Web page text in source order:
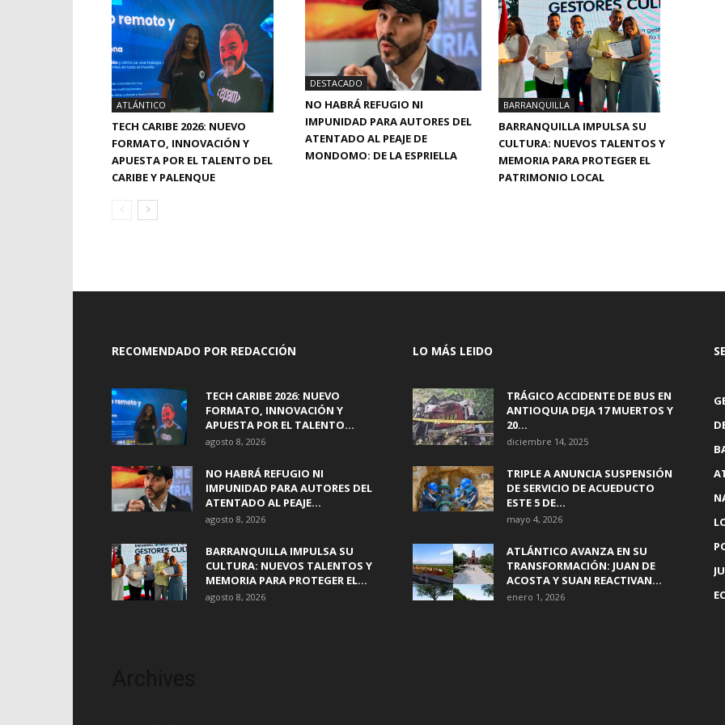
ATLÁNTICO
TECH CARIBE 2026: NUEVO
FORMATO, INNOVACIÓN Y
APUESTA POR EL TALENTO DEL
CARIBE Y PALENQUE
DESTACADO
NO HABRÁ REFUGIO NI
IMPUNIDAD PARA AUTORES DEL
ATENTADO AL PEAJE DE
MONDOMO: DE LA ESPRIELLA
BARRANQUILLA
BARRANQUILLA IMPULSA SU
CULTURA: NUEVOS TALENTOS Y
MEMORIA PARA PROTEGER EL
PATRIMONIO LOCAL
RECOMENDADO POR REDACCIÓN
TECH CARIBE 2026: NUEVO
FORMATO, INNOVACIÓN Y
APUESTA POR EL TALENTO...
agosto 8, 2026
NO HABRÁ REFUGIO NI
IMPUNIDAD PARA AUTORES DEL
ATENTADO AL PEAJE...
agosto 8, 2026
BARRANQUILLA IMPULSA SU
CULTURA: NUEVOS TALENTOS Y
MEMORIA PARA PROTEGER EL...
agosto 8, 2026
LO MÁS LEIDO
TRÁGICO ACCIDENTE DE BUS EN
ANTIOQUIA DEJA 17 MUERTOS Y
20...
diciembre 14, 2025
TRIPLE A ANUNCIA SUSPENSIÓN
DE SERVICIO DE ACUEDUCTO
ESTE 5 DE...
mayo 4, 2026
ATLÁNTICO AVANZA EN SU
TRANSFORMACIÓN: JUAN DE
ACOSTA Y SUAN REACTIVAN...
enero 1, 2026